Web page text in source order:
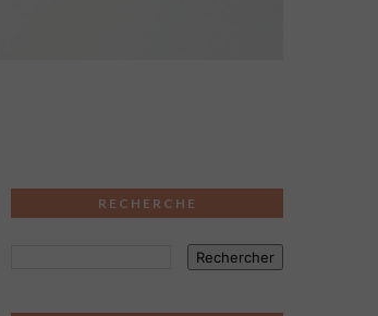
RECHERCHE